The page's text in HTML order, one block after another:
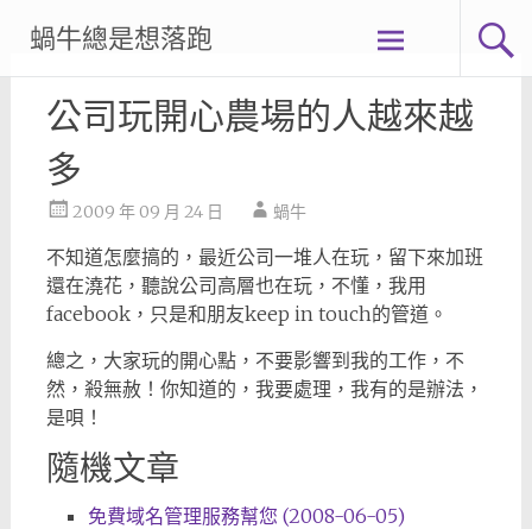
content
蝸牛總是想落跑
公司玩開心農場的人越來越
多
2009 年 09 月 24 日 蝸牛
不知道怎麼搞的，最近公司一堆人在玩，留下來加班
還在澆花，聽說公司高層也在玩，不懂，我用
facebook，只是和朋友keep in touch的管道。
總之，大家玩的開心點，不要影響到我的工作，不
然，殺無赦！你知道的，我要處理，我有的是辦法，
是唄！
隨機文章
免費域名管理服務幫您 (2008-06-05)